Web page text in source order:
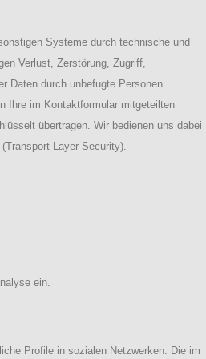
Systeme durch technische und
Verlust, Zerstörung, Zugriff,
Daten durch unbefugte Personen
Ihre im Kontaktformular mitgeteilten
übertragen. Wir bedienen uns dabei
Layer Security).
ein.
Profile in sozialen Netzwerken. Die im